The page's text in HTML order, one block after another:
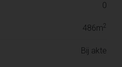
0
486m2
Bij akte